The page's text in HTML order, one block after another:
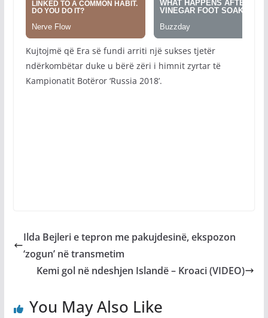
Kujtojmë që Era së fundi arriti një sukses tjetër
ndërkombëtar duke u bërë zëri i himnit zyrtar të
Kampionatit Botëror ‘Russia 2018’.
Ilda Bejleri e tepron me pakujdesinë, ekspozon
‘zogun’ në transmetim
Kemi gol në ndeshjen Islandë – Kroaci (VIDEO)
You May Also Like